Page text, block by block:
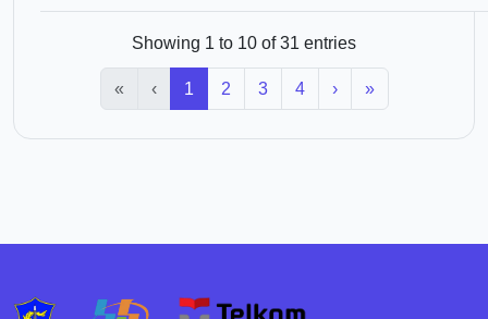
Showing 1 to 10 of 31 entries
« ‹ 1 2 3 4 › »